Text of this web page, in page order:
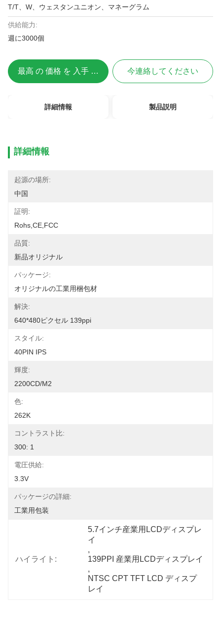
T/T、W、ウェスタンユニオン、マネーグラム
供給能力:
週に3000個
最高 の 価格 を 入手 する 今連絡してください
詳細情報 製品説明
詳細情報
起源の場所:
中国
証明:
Rohs,CE,FCC
品質:
新品オリジナル
パッケージ:
オリジナルの工業用梱包材
解決:
640*480ピクセル 139ppi
スタイル:
40PIN IPS
輝度:
2200CD/M2
色:
262K
コントラスト比:
300: 1
電圧供給:
3.3V
パッケージの詳細:
工業用包装
ハイライト:
5.7インチ産業用LCDディスプレ
イ
,
139PPI 産業用LCDディスプレイ
,
NTSC CPT TFT LCD ディスプ
レイ